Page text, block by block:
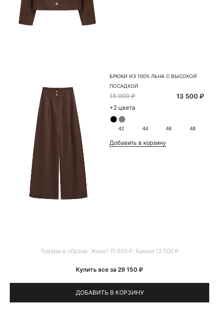
БРЮКИ ИЗ 100% ЛЬНА С ВЫСОКОЙ
ПОСАДКОЙ
18 000 ₽ 13 500 ₽
+2 цвета
42 44 46 48
Добавить в корзину
Товары в образе: Жакет 15 650 ₽, Брюки 13 500 ₽
Купить все за 29 150 ₽
ДОБАВИТЬ В КОРЗИНУ